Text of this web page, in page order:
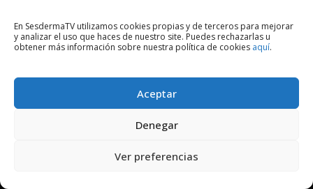
En SesdermaTV utilizamos cookies propias y de terceros para mejorar
y analizar el uso que haces de nuestro site. Puedes rechazarlas u
obtener más información sobre nuestra política de cookies aquí.
Aceptar
Denegar
Ver preferencias
PLAY
2018 © Copyright Sesderma SL
CONTACTO
AVISO LEGAL